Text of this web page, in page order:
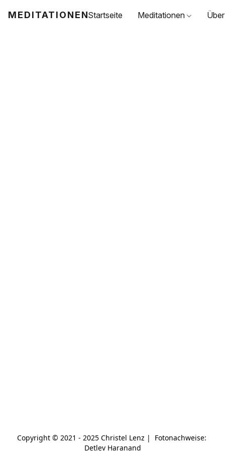
MEDITATIONENStartseite Meditationen
Copyright © 2021 - 2025 Christel Lenz |  Fotonachweise:
Detlev Haranand